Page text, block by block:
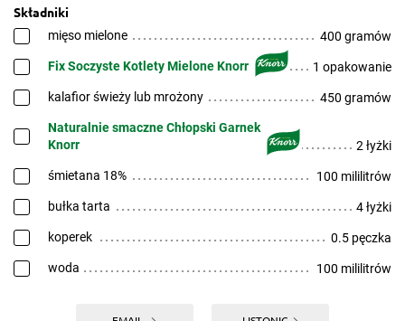
Składniki
mięso mielone 400 gramów
Fix Soczyste Kotlety Mielone Knorr 1 opakowanie
kalafior świeży lub mrożony 450 gramów
Naturalnie smaczne Chłopski Garnek
Knorr
2 łyżki
śmietana 18% 100 mililitrów
bułka tarta 4 łyżki
koperek 0.5 pęczka
woda 100 mililitrów